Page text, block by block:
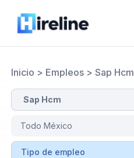
Inicio > Empleos> Sap Hcm